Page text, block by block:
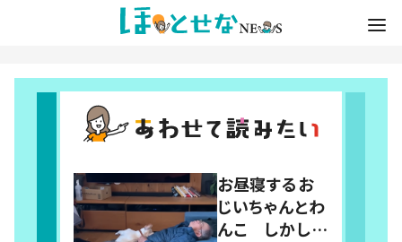
お昼寝するお
じいちゃんとわ
んこ しかしよ